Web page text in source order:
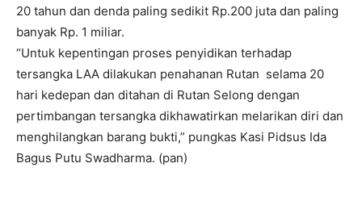
20 tahun dan denda paling sedikit Rp.200 juta dan paling
banyak Rp. 1 miliar.
“Untuk kepentingan proses penyidikan terhadap
tersangka LAA dilakukan penahanan Rutan selama 20
hari kedepan dan ditahan di Rutan Selong dengan
pertimbangan tersangka dikhawatirkan melarikan diri dan
menghilangkan barang bukti,” pungkas Kasi Pidsus Ida
Bagus Putu Swadharma. (pan)